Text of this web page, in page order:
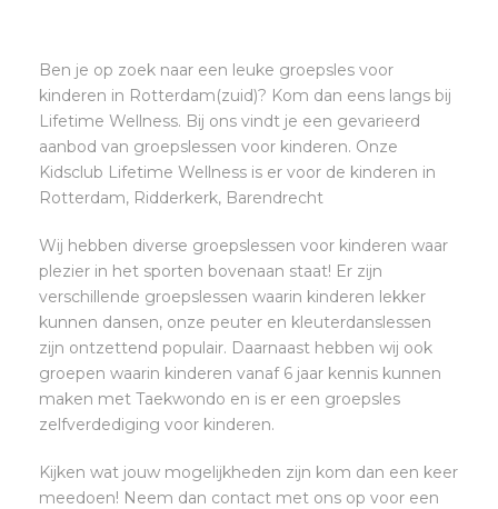
Ben je op zoek naar een leuke groepsles voor
kinderen in Rotterdam(zuid)? Kom dan eens langs bij
Lifetime Wellness. Bij ons vindt je een gevarieerd
aanbod van groepslessen voor kinderen. Onze
Kidsclub Lifetime Wellness is er voor de kinderen in
Rotterdam, Ridderkerk, Barendrecht
Wij hebben diverse groepslessen voor kinderen waar
plezier in het sporten bovenaan staat! Er zijn
verschillende groepslessen waarin kinderen lekker
kunnen dansen, onze peuter en kleuterdanslessen
zijn ontzettend populair. Daarnaast hebben wij ook
groepen waarin kinderen vanaf 6 jaar kennis kunnen
maken met Taekwondo en is er een groepsles
zelfverdediging voor kinderen.
Kijken wat jouw mogelijkheden zijn kom dan een keer
meedoen! Neem dan contact met ons op voor een